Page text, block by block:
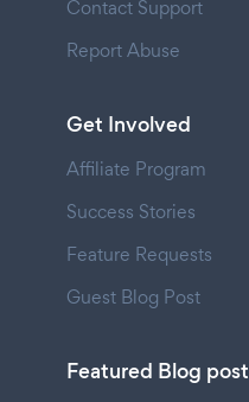
Contact Support
Report Abuse
Get Involved
Affiliate Program
Success Stories
Feature Requests
Guest Blog Post
Featured Blog post